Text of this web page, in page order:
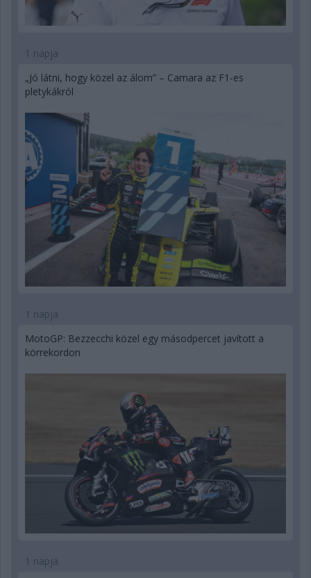
1 napja
„Jó látni, hogy közel az álom” – Camara az F1-es
pletykákról
1 napja
MotoGP: Bezzecchi közel egy másodpercet javított a
körrekordon
1 napja